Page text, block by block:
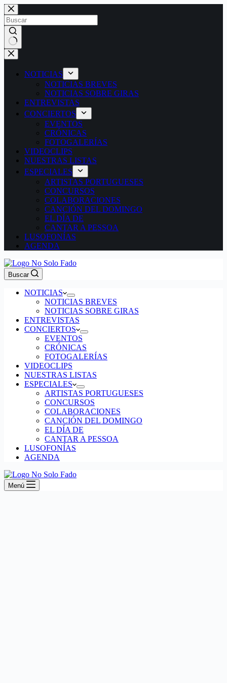
Saltar
al
contenido
Sin
resultados
NOTICIAS
NOTICIAS BREVES
NOTICIAS SOBRE GIRAS
ENTREVISTAS
CONCIERTOS
EVENTOS
CRÓNICAS
FOTOGALERÍAS
VIDEOCLIPS
NUESTRAS LISTAS
ESPECIALES
ARTISTAS PORTUGUESES
CONCURSOS
COLABORACIONES
CANCIÓN DEL DOMINGO
EL DÍA DE
CANTAR A PESSOA
LUSOFONÍAS
AGENDA
Buscar
NOTICIAS
NOTICIAS BREVES
NOTICIAS SOBRE GIRAS
ENTREVISTAS
CONCIERTOS
EVENTOS
CRÓNICAS
FOTOGALERÍAS
VIDEOCLIPS
NUESTRAS LISTAS
ESPECIALES
ARTISTAS PORTUGUESES
CONCURSOS
COLABORACIONES
CANCIÓN DEL DOMINGO
EL DÍA DE
CANTAR A PESSOA
LUSOFONÍAS
AGENDA
Menú